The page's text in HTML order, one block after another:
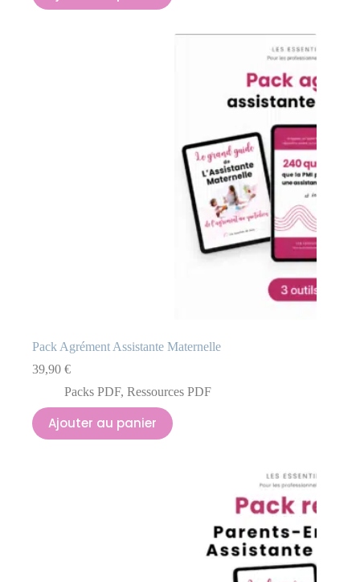
Pack Agrément Assistante Maternelle
39,90 €
Packs PDF, Ressources PDF
Ajouter au panier